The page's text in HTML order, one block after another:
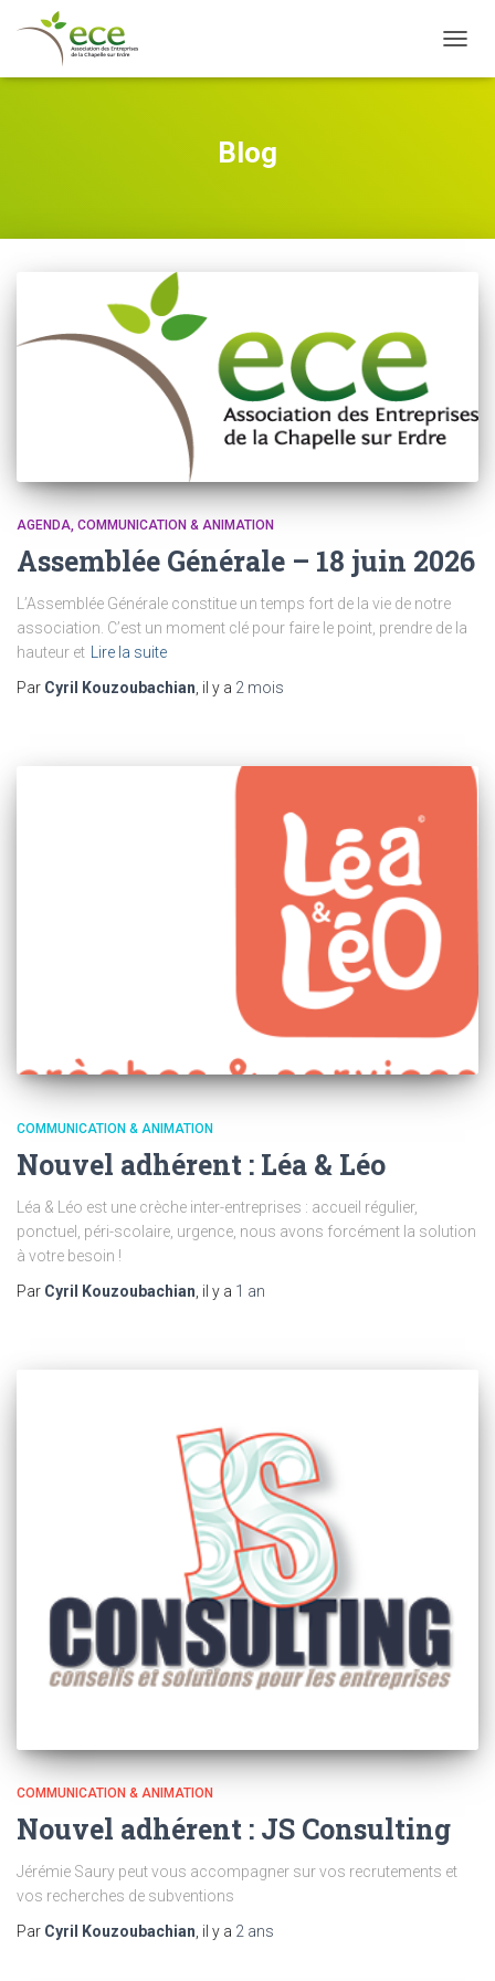
Blog
AGENDA COMMUNICATION & ANIMATION
Assemblée Générale – 18 juin 2026
L’Assemblée Générale constitue un temps fort de la vie de notre
association. C’est un moment clé pour faire le point, prendre de la
hauteur et
Lire la suite
Par Cyril Kouzoubachian , il y a 2 mois
COMMUNICATION & ANIMATION
Nouvel adhérent : Léa & Léo
Léa & Léo est une crèche inter-entreprises : accueil régulier,
ponctuel, péri-scolaire, urgence, nous avons forcément la solution
à votre besoin !
Par Cyril Kouzoubachian , il y a 1 an
COMMUNICATION & ANIMATION
Nouvel adhérent : JS Consulting
Jérémie Saury peut vous accompagner sur vos recrutements et
vos recherches de subventions
Par Cyril Kouzoubachian , il y a 2 ans